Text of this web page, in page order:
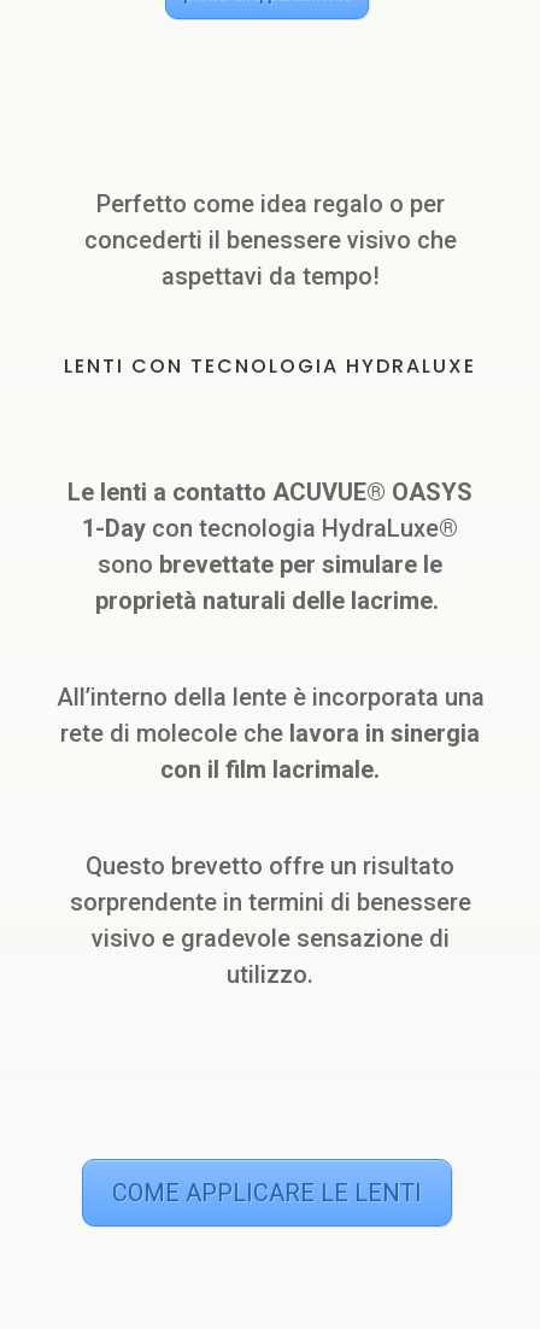
Perfetto come idea regalo o per
concederti il benessere visivo che
aspettavi da tempo!
LENTI CON TECNOLOGIA HYDRALUXE
Le lenti a contatto ACUVUE® OASYS
1-Day con tecnologia HydraLuxe®
sono brevettate per simulare le
proprietà naturali delle lacrime.
All’interno della lente è incorporata una
rete di molecole che lavora in sinergia
con il film lacrimale.
Questo brevetto offre un risultato
sorprendente in termini di benessere
visivo e gradevole sensazione di
utilizzo.
COME APPLICARE LE LENTI